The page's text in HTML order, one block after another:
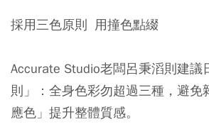
採用三色原則 用撞色點綴
Accurate Studio老闆呂秉滔則建議
則」：全身色彩勿超過三種，避免
應色」提升整體質感。